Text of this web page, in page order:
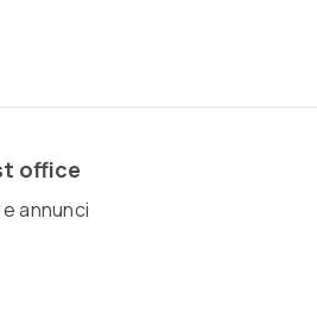
office
annunci